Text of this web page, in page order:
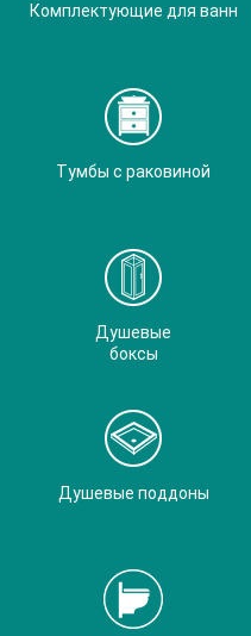
Комплектующие для ванн
Тумбы с раковиной
Душевые
боксы
Душевые поддоны